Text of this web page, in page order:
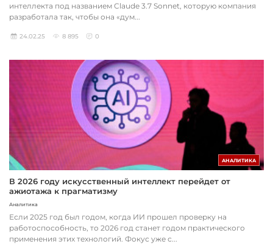
интеллекта под названием Claude 3.7 Sonnet, которую компания
разработала так, чтобы она «дум...
24.02.25 8 895 0
АНАЛИТИКА
В 2026 году искусственный интеллект перейдет от
ажиотажа к прагматизму
Аналитика
Если 2025 год был годом, когда ИИ прошел проверку на
работоспособность, то 2026 год станет годом практического
применения этих технологий. Фокус уже с...